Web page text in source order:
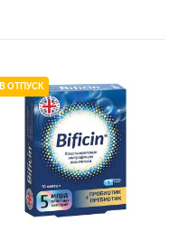
В ОТПУСК